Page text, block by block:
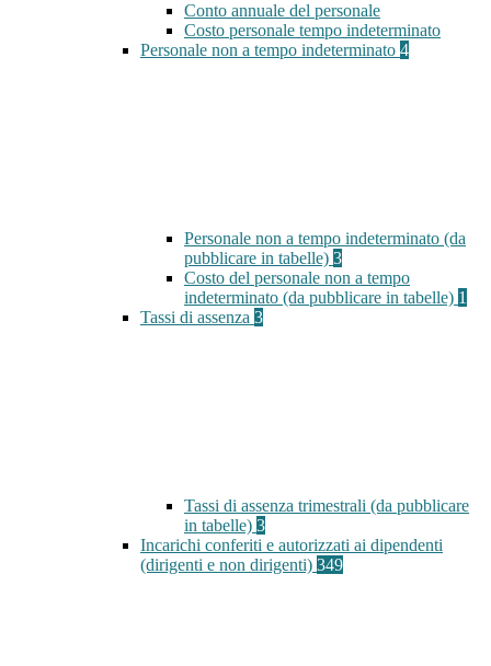
Conto annuale del personale
Costo personale tempo indeterminato
Personale non a tempo indeterminato 4
Personale non a tempo indeterminato (da
pubblicare in tabelle) 3
Costo del personale non a tempo
indeterminato (da pubblicare in tabelle) 1
Tassi di assenza 3
Tassi di assenza trimestrali (da pubblicare
in tabelle) 3
Incarichi conferiti e autorizzati ai dipendenti
(dirigenti e non dirigenti) 349